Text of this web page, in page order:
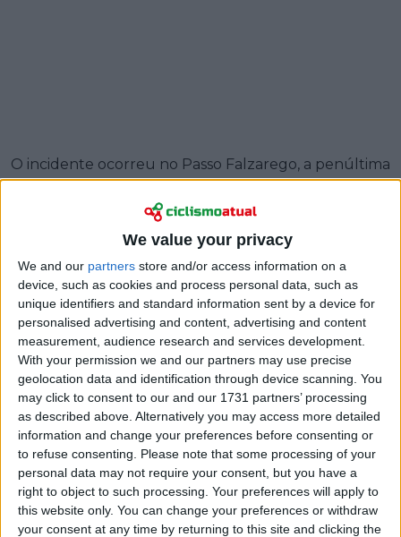
We value your privacy
We and our partners store and/or access information on a
device, such as cookies and process personal data, such as
unique identifiers and standard information sent by a device for
personalised advertising and content, advertising and content
measurement, audience research and services development.
With your permission we and our partners may use precise
geolocation data and identification through device scanning. You
may click to consent to our and our 1731 partners’ processing
as described above. Alternatively you may access more detailed
information and change your preferences before consenting or
to refuse consenting.
Please note that some processing of your
personal data may not require your consent, but you have a
right to object to such processing. Your preferences will apply to
this website only. You can change your preferences or withdraw
your consent at any time by returning to this site and clicking the
O incidente ocorreu no Passo Falzarego, a penúltima
subida do dia, onde sprintou para somar seis
segundos de bonificações e reforçar a sua posição
Segundo Gee, desconhecia que Rubio teria feito um
acordo comGiulio Ciccone: deixar o italiano
arrecadar o máximo de pontos da montanha em
troca de o colombiano ficar com o Red Bull
Kilometer - presume-se, pela verba do prémio. Gee
garantiu não ter conhecimento desse entendimento,
apesar de ter sido peça-chave no desenrolar.